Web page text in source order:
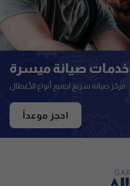
صيانة ميسرة
احجز موعداً